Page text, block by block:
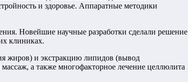
и здоровье. Аппаратные методики
Новейшие научные разработки сделали решение
клиниках.
жиров) и экстракцию липидов (вывод
а также многофакторное лечение целлюлита